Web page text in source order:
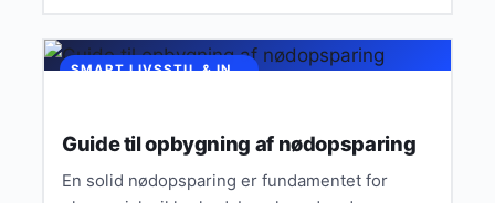
SMART LIVSSTIL & INSPIRATION
Guide til opbygning af nødopsparing
En solid nødopsparing er fundamentet for